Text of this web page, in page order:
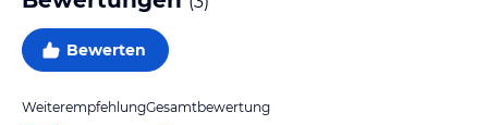
Bewerten
WeiterempfehlungGesamtbewertung